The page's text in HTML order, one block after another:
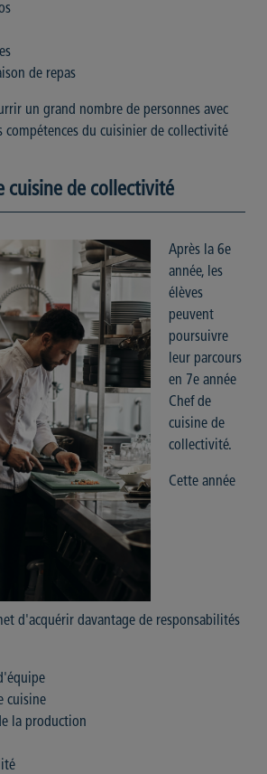
de repas
un grand nombre de personnes avec
compétences du cuisinier de collectivité
cuisine de collectivité
Après la 6e
année, les
élèves
peuvent
poursuivre
leur parcours
en 7e année
Chef de
cuisine de
collectivité.
Cette année
d'acquérir davantage de responsabilités
cuisine
la production